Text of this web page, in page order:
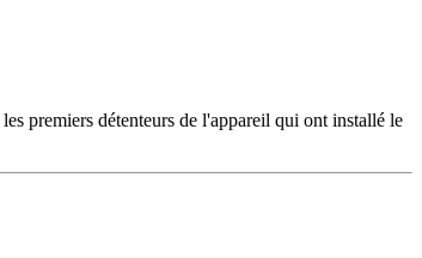
premiers détenteurs de l'appareil qui ont installé le